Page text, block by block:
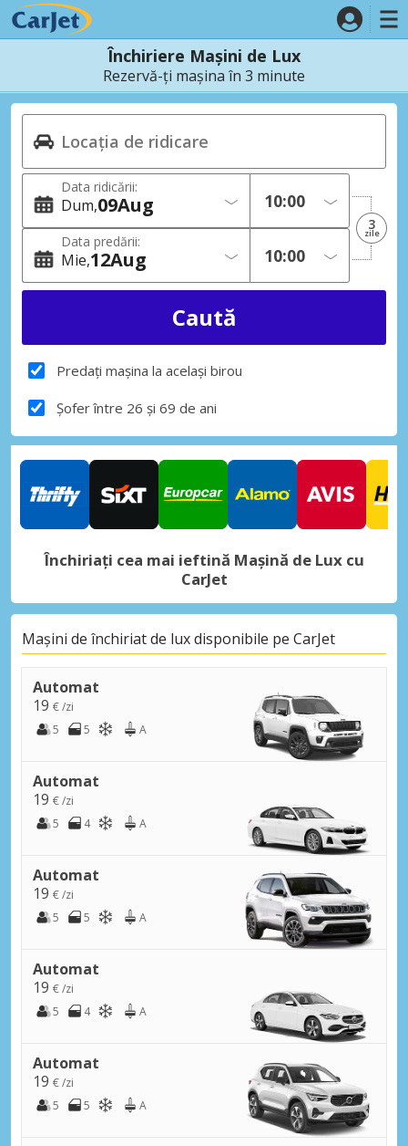
Închiriere Mașini de Lux
Rezervă-ți mașina în 3 minute
Data ridicării:
Dum 09Aug
Data predării:
Mie 12Aug
3
zile
Predați mașina la același birou
Șofer între 26 și 69 de ani
Închiriați cea mai ieftină Mașină de Lux cu
CarJet
Mașini de închiriat de lux disponibile pe CarJet
Automat
19 € /zi
5
5 A
Automat
19 € /zi
5
4 A
Automat
19 € /zi
5
5 A
Automat
19 € /zi
5
4 A
Automat
19 € /zi
5
5 A